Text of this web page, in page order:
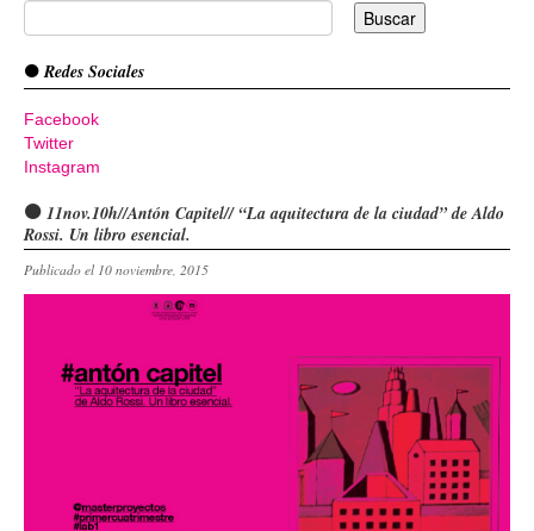
Redes Sociales
Facebook
Twitter
Instagram
11nov.10h//Antón Capitel// “La aquitectura de la ciudad” de Aldo
Rossi. Un libro esencial.
Publicado el 10 noviembre, 2015